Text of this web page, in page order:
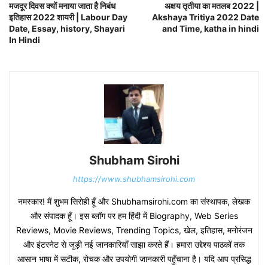
मजदूर दिवस क्यों मनाया जाता है निबंध
इतिहास 2022 शायरी | Labour Day
Date, Essay, history, Shayari
In Hindi
अक्षय तृतीया का मतलब 2022 |
Akshaya Tritiya 2022 Date
and Time, katha in hindi
Shubham Sirohi
https://www.shubhamsirohi.com
नमस्कार! मैं शुभम सिरोही हूँ और Shubhamsirohi.com का संस्थापक, लेखक
और संपादक हूँ। इस ब्लॉग पर हम हिंदी में Biography, Web Series
Reviews, Movie Reviews, Trending Topics, खेल, इतिहास, मनोरंजन
और इंटरनेट से जुड़ी नई जानकारियाँ साझा करते हैं। हमारा उद्देश्य पाठकों तक
आसान भाषा में सटीक, रोचक और उपयोगी जानकारी पहुँचाना है। यदि आप प्रसिद्ध